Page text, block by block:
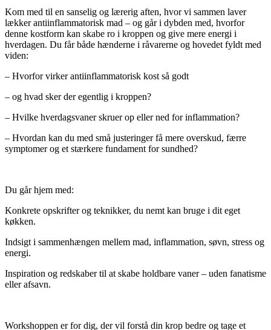
Kom med til en sanselig og lærerig aften, hvor vi sammen laver
lækker antiinflammatorisk mad – og går i dybden med, hvorfor
denne kostform kan skabe ro i kroppen og give mere energi i
hverdagen. Du får både hænderne i råvarerne og hovedet fyldt med
viden:
– Hvorfor virker antiinflammatorisk kost så godt
– og hvad sker der egentlig i kroppen?
– Hvilke hverdagsvaner skruer op eller ned for inflammation?
– Hvordan kan du med små justeringer få mere overskud, færre
symptomer og et stærkere fundament for sundhed?
Du går hjem med:
Konkrete opskrifter og teknikker, du nemt kan bruge i dit eget
køkken.
Indsigt i sammenhængen mellem mad, inflammation, søvn, stress og
energi.
Inspiration og redskaber til at skabe holdbare vaner – uden fanatisme
eller afsavn.
Workshoppen er for dig, der vil forstå din krop bedre og tage et